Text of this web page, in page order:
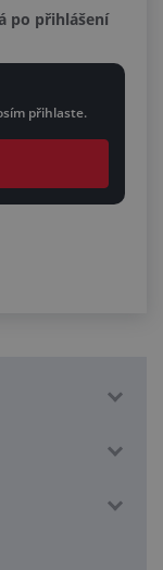
po přihlášení
přihlaste.